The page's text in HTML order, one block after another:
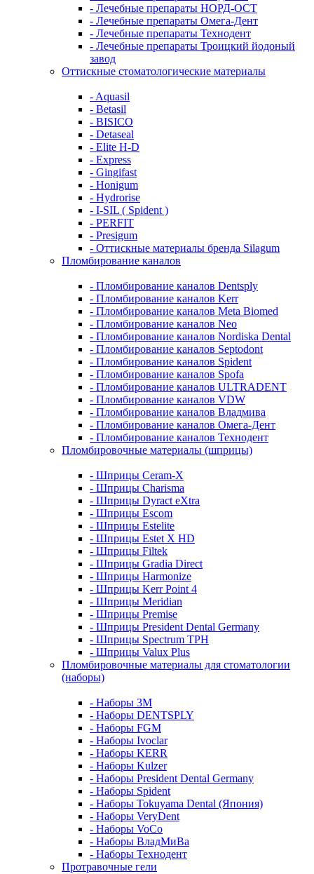
- Лечебные препараты НОРД-ОСТ
- Лечебные препараты Омега-Дент
- Лечебные препараты Технодент
- Лечебные препараты Троицкий йодоный
завод
Оттискные стоматологические материалы
- Aquasil
- Betasil
- BISICO
- Detaseal
- Elite H-D
- Express
- Gingifast
- Honigum
- Hydrorise
- I-SIL ( Spident )
- PERFIT
- Presigum
- Оттискные материалы бренда Silagum
Пломбирование каналов
- Пломбирование каналов Dentsply
- Пломбирование каналов Kerr
- Пломбирование каналов Meta Biomed
- Пломбирование каналов Neo
- Пломбирование каналов Nordiska Dental
- Пломбирование каналов Septodont
- Пломбирование каналов Spident
- Пломбирование каналов Spofa
- Пломбирование каналов ULTRADENT
- Пломбирование каналов VDW
- Пломбирование каналов Владмива
- Пломбирование каналов Омега-Дент
- Пломбирование каналов Технодент
Пломбировочные материалы (шприцы)
- Шприцы Ceram-X
- Шприцы Charisma
- Шприцы Dyract eXtra
- Шприцы Escom
- Шприцы Estelite
- Шприцы Estet X HD
- Шприцы Filtek
- Шприцы Gradia Direct
- Шприцы Harmonize
- Шприцы Kerr Point 4
- Шприцы Meridian
- Шприцы Premise
- Шприцы President Dental Germany
- Шприцы Spectrum TPH
- Шприцы Valux Plus
Пломбировочные материалы для стоматологии
(наборы)
- Наборы 3М
- Наборы DENTSPLY
- Наборы FGM
- Наборы Ivoclar
- Наборы KERR
- Наборы Kulzer
- Наборы President Dental Germany
- Наборы Spident
- Наборы Tokuyama Dental (Япония)
- Наборы VeryDent
- Наборы VoCo
- Наборы ВладМиВа
- Наборы Технодент
Протравочные гели